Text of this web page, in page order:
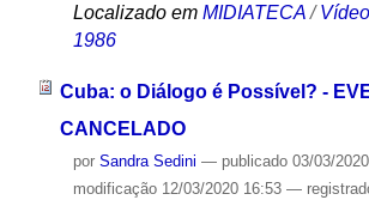
Localizado em MIDIATECA /
1986
Cuba: o Diálogo é Possível? -
CANCELADO
por Sandra Sedini — publicado03/03/2020
modificação12/03/2020 16:53 —